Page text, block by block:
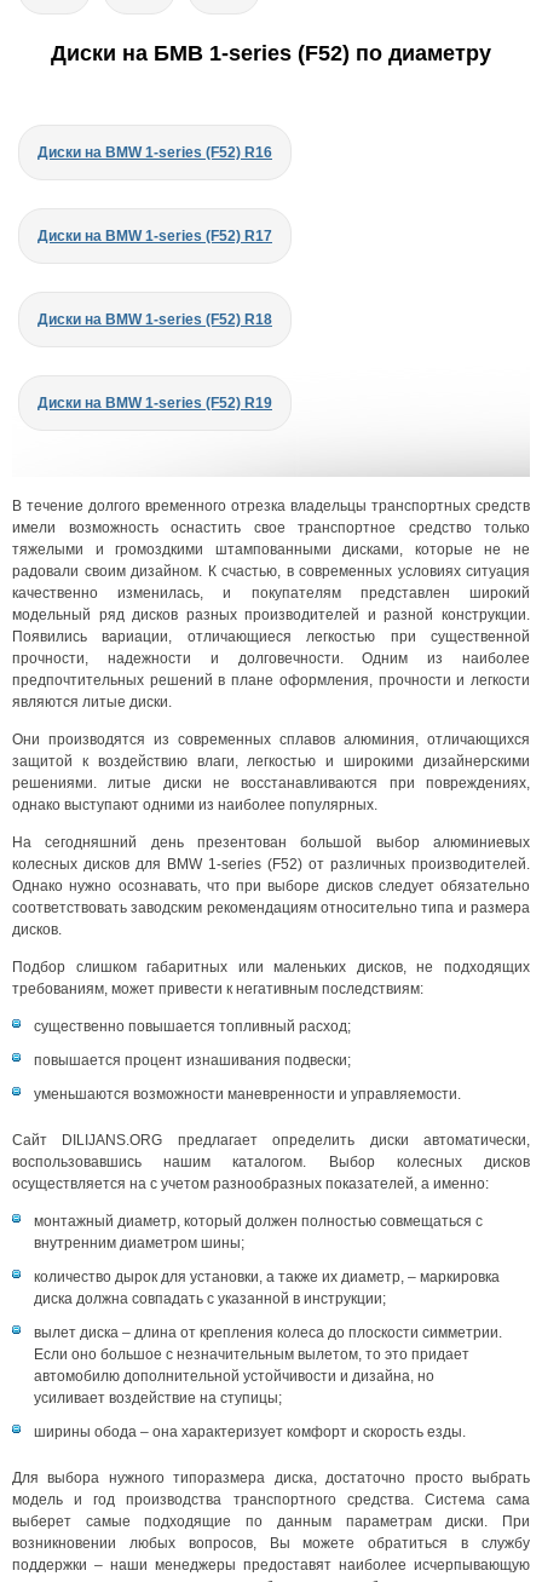
Диски на БМВ 1-series (F52) по диаметру
Диски на BMW 1-series (F52) R16
Диски на BMW 1-series (F52) R17
Диски на BMW 1-series (F52) R18
Диски на BMW 1-series (F52) R19
В течение долгого временного отрезка владельцы транспортных средств
имели возможность оснастить свое транспортное средство только
тяжелыми и громоздкими штампованными дисками, которые не не
радовали своим дизайном. К счастью, в современных условиях ситуация
качественно изменилась, и покупателям представлен широкий
модельный ряд дисков разных производителей и разной конструкции.
Появились вариации, отличающиеся легкостью при существенной
прочности, надежности и долговечности. Одним из наиболее
предпочтительных решений в плане оформления, прочности и легкости
являются литые диски.
Они производятся из современных сплавов алюминия, отличающихся
защитой к воздействию влаги, легкостью и широкими дизайнерскими
решениями. литые диски не восстанавливаются при повреждениях,
однако выступают одними из наиболее популярных.
На сегодняшний день презентован большой выбор алюминиевых
колесных дисков для BMW 1-series (F52) от различных производителей.
Однако нужно осознавать, что при выборе дисков следует обязательно
соответствовать заводским рекомендациям относительно типа и размера
дисков.
Подбор слишком габаритных или маленьких дисков, не подходящих
требованиям, может привести к негативным последствиям:
существенно повышается топливный расход;
повышается процент изнашивания подвески;
уменьшаются возможности маневренности и управляемости.
Сайт DILIJANS.ORG предлагает определить диски автоматически,
воспользовавшись нашим каталогом. Выбор колесных дисков
осуществляется на с учетом разнообразных показателей, а именно:
монтажный диаметр, который должен полностью совмещаться с
внутренним диаметром шины;
количество дырок для установки, а также их диаметр, – маркировка
диска должна совпадать с указанной в инструкции;
вылет диска – длина от крепления колеса до плоскости симметрии.
Если оно большое с незначительным вылетом, то это придает
автомобилю дополнительной устойчивости и дизайна, но
усиливает воздействие на ступицы;
ширины обода – она характеризует комфорт и скорость езды.
Для выбора нужного типоразмера диска, достаточно просто выбрать
модель и год производства транспортного средства. Система сама
выберет самые подходящие по данным параметрам диски. При
возникновении любых вопросов, Вы можете обратиться в службу
поддержки – наши менеджеры предоставят наиболее исчерпывающую